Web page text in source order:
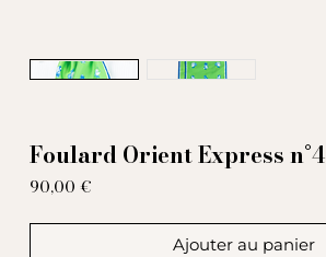
Foulard Orient Express n°4
90,00 €
Ajouter au panier